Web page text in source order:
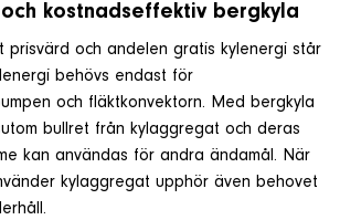
kostnadseffektiv bergkyla
prisvärd och andelen gratis kylenergi står
behövs endast för
och fläktkonvektorn. Med bergkyla
bullret från kylaggregat och deras
kan användas för andra ändamål. När
kylaggregat upphör även behovet